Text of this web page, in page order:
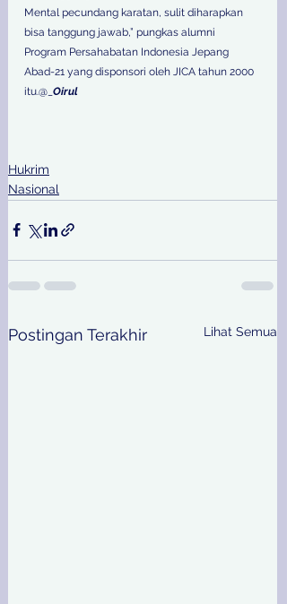
Mental pecundang karatan, sulit diharapkan
bisa tanggung jawab,” pungkas alumni
Program Persahabatan Indonesia Jepang
Abad-21 yang disponsori oleh JICA tahun 2000
itu.@_ Oirul
Hukrim
Nasional
Postingan Terakhir Lihat Semua